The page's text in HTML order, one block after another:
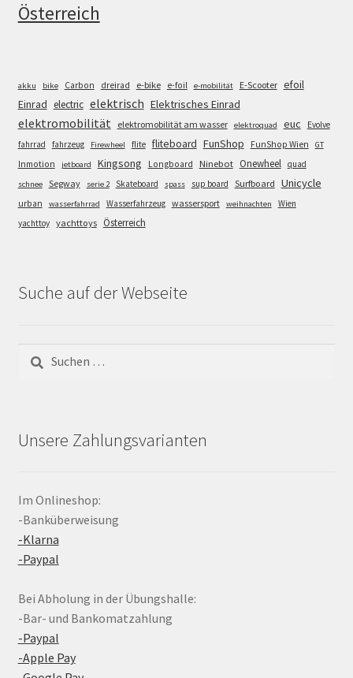
Österreich
akku bike Carbon dreirad e-bike e-foil e-mobilität E-Scooter efoil
Einrad electric elektrisch Elektrisches Einrad
elektromobilität elektromobilität am wasser elektroquad euc
Evolve
fahrrad
fahrzeug Firewheel flite fliteboard FunShop FunShop Wien GT
Inmotion jetboard Kingsong Longboard Ninebot Onewheel quad
schnee Segway serie 2 Skateboard spass sup board Surfboard Unicycle
urban wasserfahrrad Wasserfahrzeug wassersport weihnachten
Wien
yachttoy yachttoys Österreich
Suche auf der Webseite
nach:
Unsere Zahlungsvarianten
Im Onlineshop:
-Banküberweisung
-Klarna
-Paypal
Bei Abholung in der Übungshalle:
-Bar- und Bankomatzahlung
-Paypal
-Apple Pay